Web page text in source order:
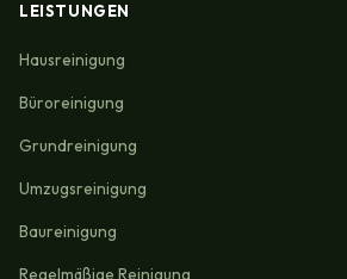
LEISTUNGEN
Hausreinigung
Büroreinigung
Grundreinigung
Umzugsreinigung
Baureinigung
Regelmäßige Reinigung